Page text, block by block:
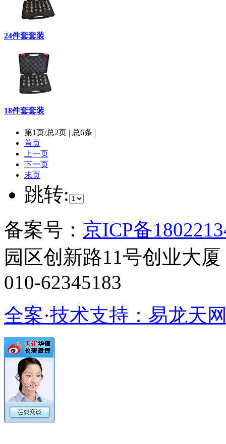
24件套套装
18件套套装
第1页/总2页 | 总6条 |
首页
上一页
下一页
末页
跳转:
备案号： 京ICP备
园区创新路11号创业大
010-62345183
全案·技术支持：易龙天